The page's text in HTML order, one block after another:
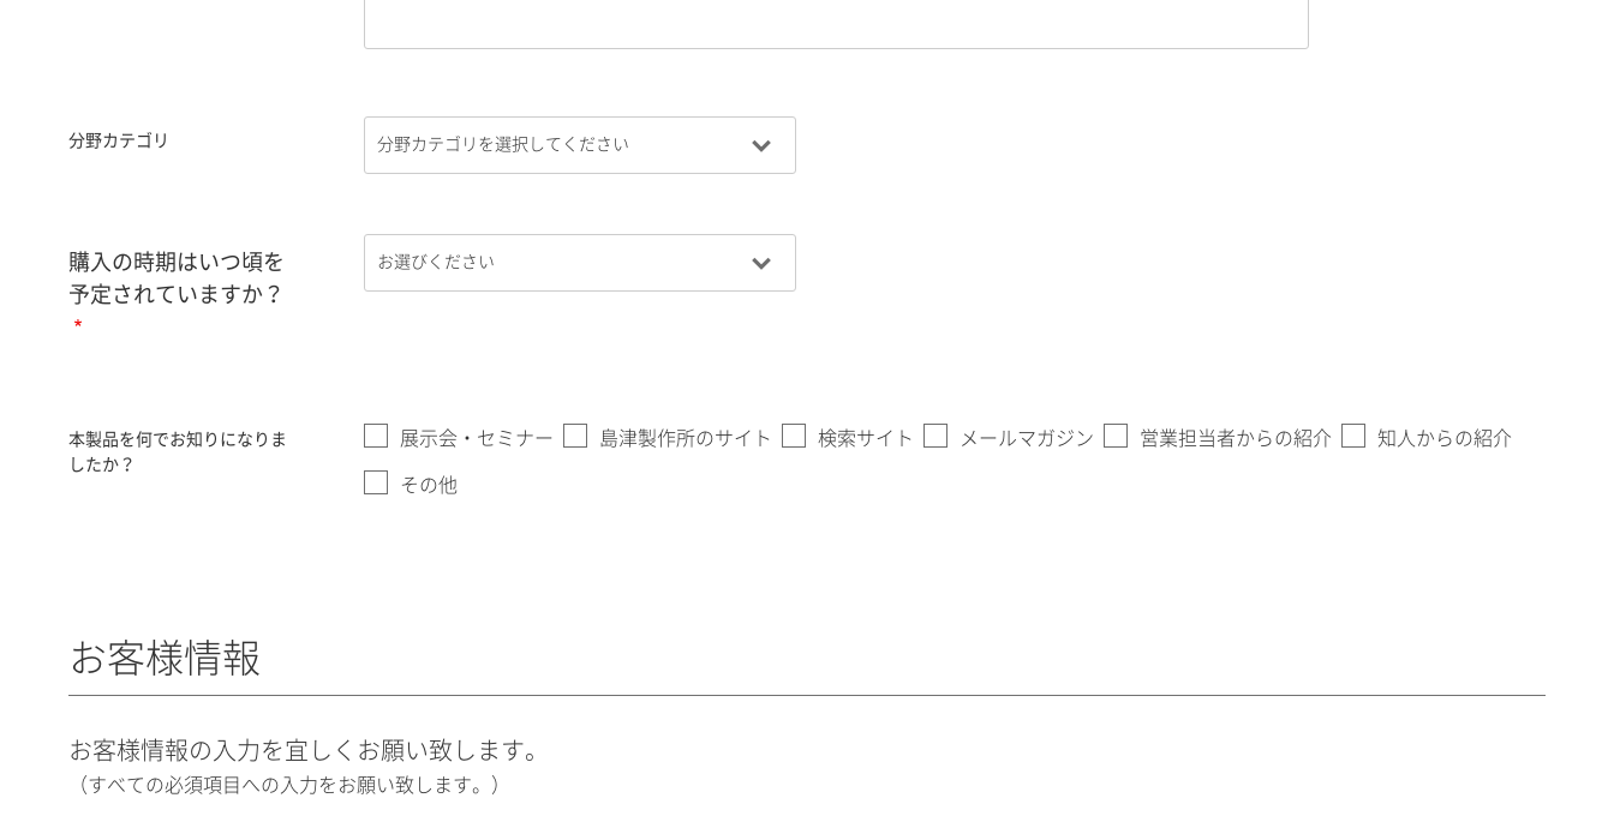
分野カテゴリ
購入の時期はいつ頃を
予定されていますか？
本製品を何でお知りになりま
したか？
展示会・セミナー 島津製作所のサイト 検索サイト メールマガジン 営業担当者からの紹介 知人からの紹介
その他
お客様情報
お客様情報の入力を宜しくお願い致します。
（すべての必須項目への入力をお願い致します。）